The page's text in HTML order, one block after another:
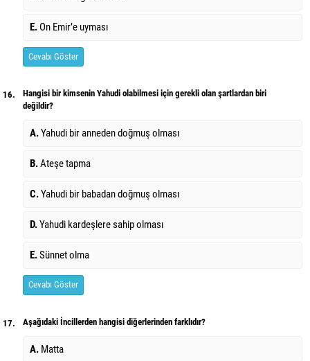
E. On Emir’e uyması
Cevabı Göster
16.
Hangisi bir kimsenin Yahudi olabilmesi için gerekli olan şartlardan biri
değildir?
A.Yahudi bir anneden doğmuş olması
B.Ateşe tapma
C.Yahudi bir babadan doğmuş olması
D.Yahudi kardeşlere sahip olması
E.Sünnet olma
Cevabı Göster
17. Aşağıdaki İncillerden hangisi diğerlerinden farklıdır?
A. Matta